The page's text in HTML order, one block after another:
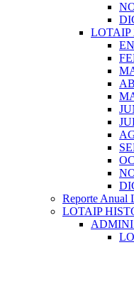
LOTAIP
Reporte Anual
LOTAIP